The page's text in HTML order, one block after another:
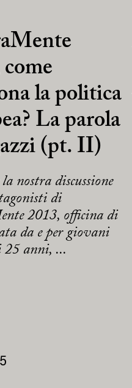
la politica
La parola
(pt. II)
la nostra discussione
di
2013, officina di
da e per giovani
25 anni, ...